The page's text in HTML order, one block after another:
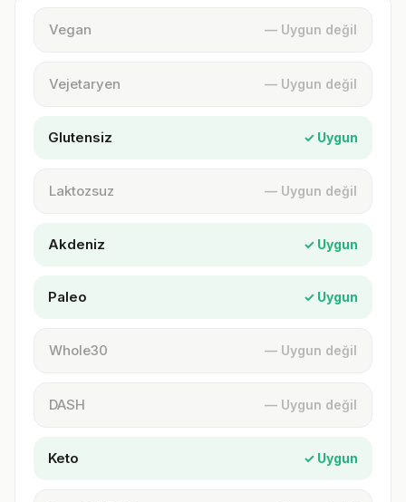
Vegan — Uygun değil
Vejetaryen — Uygun değil
Glutensiz ✓ Uygun
Laktozsuz — Uygun değil
Akdeniz ✓ Uygun
Paleo ✓ Uygun
Whole30 — Uygun değil
DASH — Uygun değil
Keto ✓ Uygun